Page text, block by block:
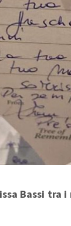
Bassi tra